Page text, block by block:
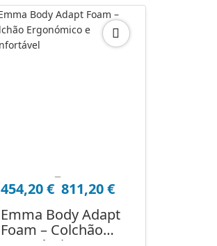
454,20€
–
811,20€
range:
454,20 €
through
811,20 €
Emma Body Adapt
Foam – Colchão